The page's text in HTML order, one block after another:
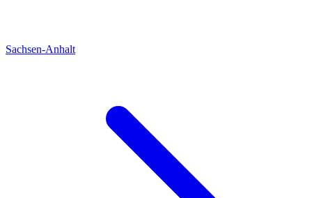
Sachsen-Anhalt